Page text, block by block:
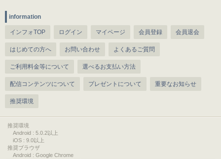
information
インフォTOP ログイン マイページ 会員登録 会員退会
はじめての方へ お問い合わせ よくあるご質問
ご利用料金等について 選べるお支払い方法
配信コンテンツについて プレゼントについて 重要なお知らせ
推奨環境
推奨環境
Android : 5.0.2以上
iOS : 9.0以上
推奨ブラウザ
Android : Google Chrome